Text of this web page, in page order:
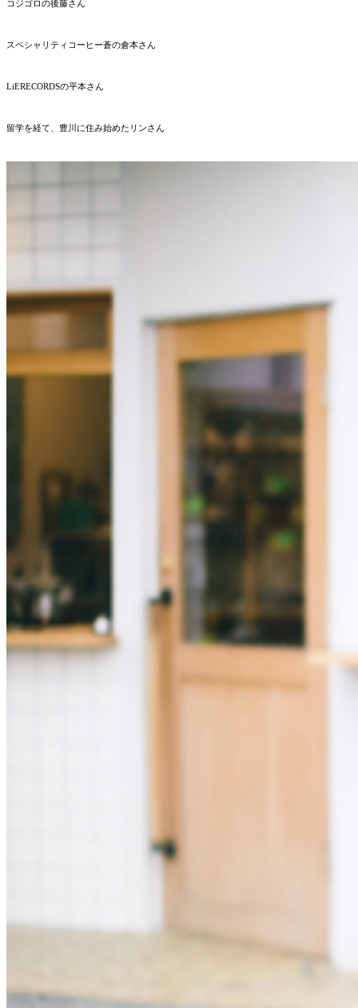
コジゴロの後藤さん
スペシャリティコーヒー蒼の倉本さん
LiERECORDSの平本さん
留学を経て、豊川に住み始めたリンさん